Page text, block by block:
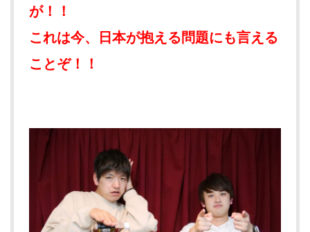
が！！
これは今、日本が抱える問題にも言える
ことぞ！！